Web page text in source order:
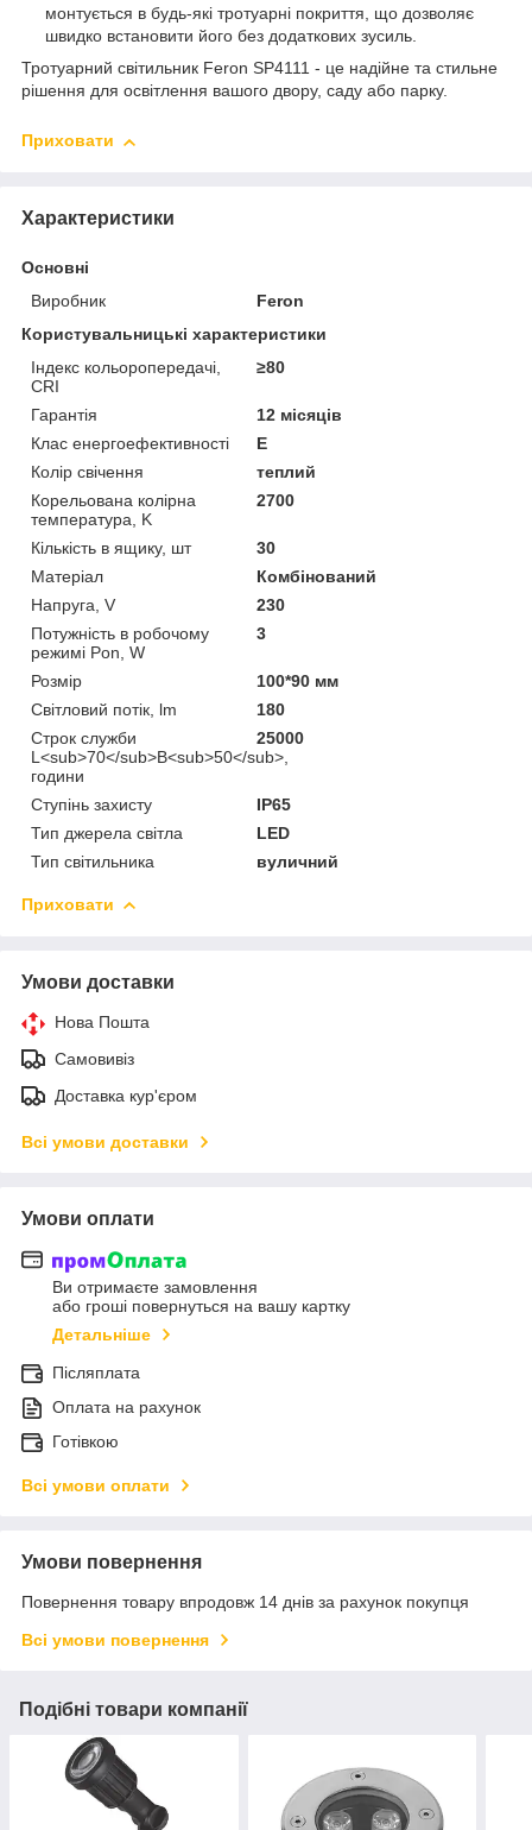
монтується в будь-які тротуарні покриття, що дозволяє
швидко встановити його без додаткових зусиль.
Тротуарний світильник Feron SP4111 - це надійне та стильне
рішення для освітлення вашого двору, саду або парку.
Приховати
Характеристики
Основні
Виробник
Feron
Користувальницькі характеристики
Індекс кольоропередачі,
CRI
≥80
Гарантія
12 місяців
Клас енергоефективності
E
Колір свічення
теплий
Корельована колірна
температура, K
2700
Кількість в ящику, шт
30
Матеріал
Комбінований
Напруга, V
230
Потужність в робочому
режимі Pon, W
3
Розмір
100*90 мм
Світловий потік, lm
180
Строк служби
L<sub>70</sub>B<sub>50</sub>,
години
25000
Ступінь захисту
IP65
Тип джерела світла
LED
Тип світильника
вуличний
Приховати
Умови доставки
Нова Пошта
Самовивіз
Доставка кур'єром
Всі умови доставки
Умови оплати
Ви отримаєте замовлення
або гроші повернуться на вашу картку
Детальніше
Післяплата
Оплата на рахунок
Готівкою
Всі умови оплати
Умови повернення
Повернення товару впродовж 14 днів за рахунок покупця
Всі умови повернення
Подібні товари компанії